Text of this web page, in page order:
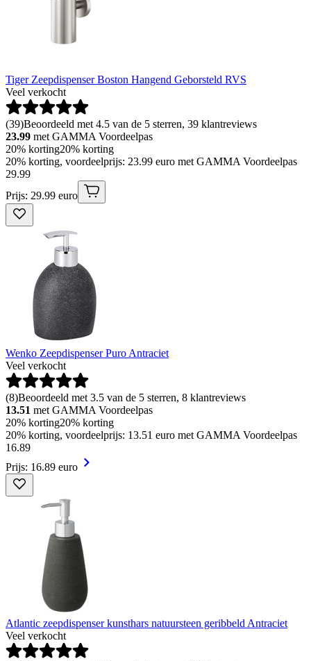
Tiger Zeepdispenser Boston Hangend Geborsteld RVS
Veel verkocht
(39)Beoordeeld met 4.5 van de 5 sterren, 39 klantreviews
23.99 met GAMMA Voordeelpas
20% korting20% korting
20% korting, voordeelprijs: 23.99 euro met GAMMA Voordeelpas
29.99
Prijs: 29.99 euro
Wenko Zeepdispenser Puro Antraciet
Veel verkocht
(8)Beoordeeld met 3.5 van de 5 sterren, 8 klantreviews
13.51 met GAMMA Voordeelpas
20% korting20% korting
20% korting, voordeelprijs: 13.51 euro met GAMMA Voordeelpas
16.89
Prijs: 16.89 euro
Atlantic zeepdispenser kunsthars natuursteen geribbeld Antraciet
Veel verkocht